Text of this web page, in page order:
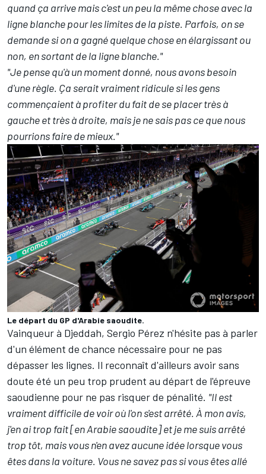
quand ça arrive mais c'est un peu la même chose avec la
ligne blanche pour les limites de la piste. Parfois, on se
demande si on a gagné quelque chose en élargissant ou
non, en sortant de la ligne blanche."
"Je pense qu'à un moment donné, nous avons besoin
d'une règle. Ça serait vraiment ridicule si les gens
commençaient à profiter du fait de se placer très à
gauche et très à droite, mais je ne sais pas ce que nous
pourrions faire de mieux."
Le départ du GP d'Arabie saoudite.
Vainqueur à Djeddah, Sergio Pérez n'hésite pas à parler
d'un élément de chance nécessaire pour ne pas
dépasser les lignes. Il reconnaît d'ailleurs avoir sans
doute été un peu trop prudent au départ de l'épreuve
saoudienne pour ne pas risquer de pénalité. "Il est
vraiment difficile de voir où l'on s'est arrêté. À mon avis,
j'en ai trop fait [en Arabie saoudite] et je me suis arrêté
trop tôt, mais vous n'en avez aucune idée lorsque vous
êtes dans la voiture. Vous ne savez pas si vous êtes allé